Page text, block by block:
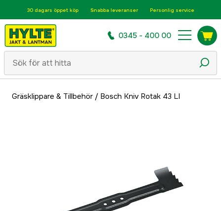
30 dagars öppet köp Snabba leveranser Personlig service
0345 - 400 00
Gräsklippare & Tillbehör/ Bosch Kniv Rotak 43 LI